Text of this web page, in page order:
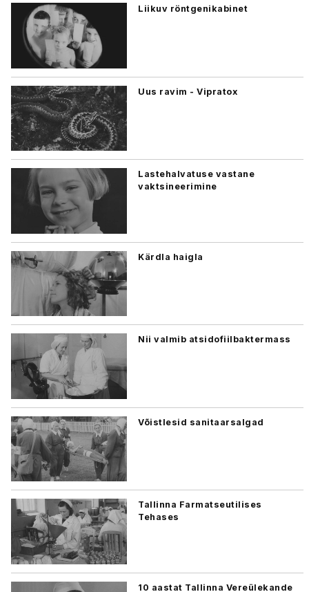
Liikuv röntgenikabinet
Uus ravim - Vipratox
Lastehalvatuse vastane
vaktsineerimine
Kärdla haigla
Nii valmib atsidofiilbaktermass
Võistlesid sanitaarsalgad
Tallinna Farmatseutilises
Tehases
10 aastat Tallinna Vereülekande